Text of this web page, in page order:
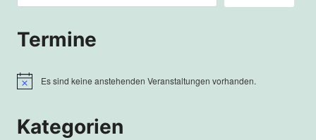
Termine
HinweisEs sind keine anstehenden Veranstaltungen vorhanden.
Kategorien